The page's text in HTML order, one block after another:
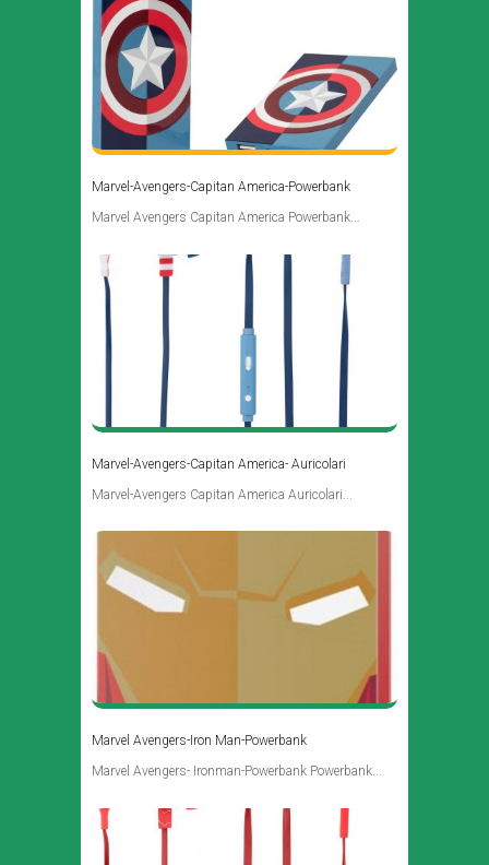
Marvel-Avengers-Capitan America-Powerbank
Marvel Avengers Capitan America Powerbank...
Marvel-Avengers-Capitan America- Auricolari
Marvel-Avengers Capitan America Auricolari...
Marvel Avengers-Iron Man-Powerbank
Marvel Avengers- Ironman-Powerbank Powerbank...